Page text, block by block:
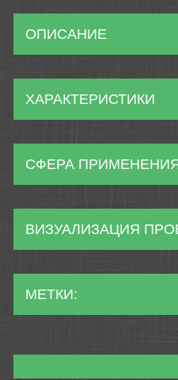
ОПИСАНИЕ
ХАРАКТЕРИСТИКИ
СФЕРА
ВИЗУАЛИЗАЦИЯ
МЕТКИ: